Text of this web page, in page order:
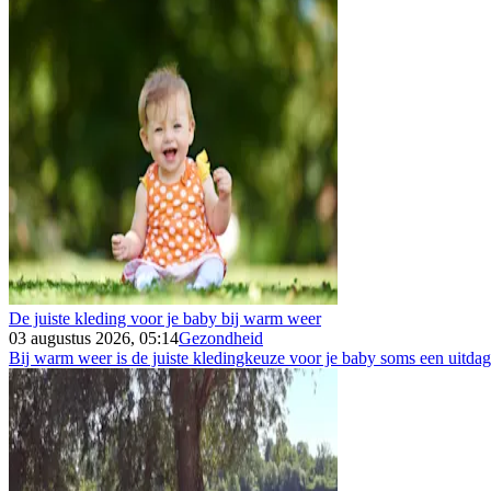
De juiste kleding voor je baby bij warm weer
03 augustus 2026, 05:14Gezondheid
Bij warm weer is de juiste kledingkeuze voor je baby soms een